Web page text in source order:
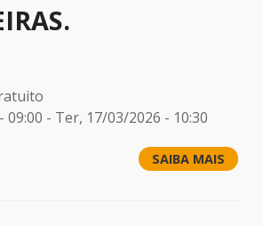
09:00 - Ter, 17/03/2026 - 10:30
SAIBA MAIS